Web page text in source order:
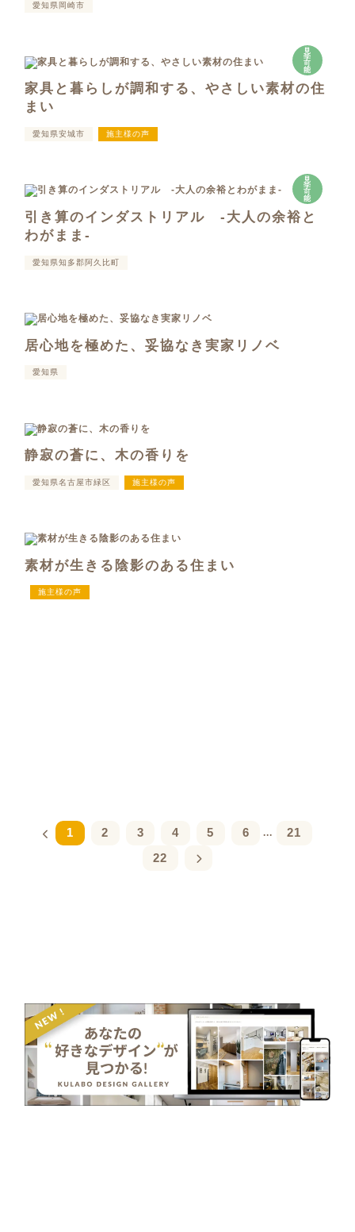
愛知県岡崎市
見
学
可
能
家具と暮らしが調和する、やさしい素材の住
まい
愛知県安城市 施主様の声
見
学
可
能
引き算のインダストリアル -大人の余裕と
わがまま-
愛知県知多郡阿久比町
居心地を極めた、妥協なき実家リノベ
愛知県
静寂の蒼に、木の香りを
愛知県名古屋市緑区 施主様の声
素材が生きる陰影のある住まい
施主様の声
1 2 3 4 5 6 ...
21
22